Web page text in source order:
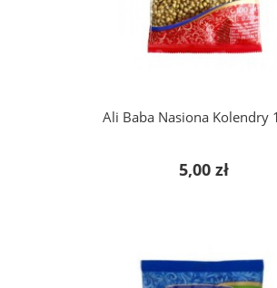
Ali Baba Nasiona Kolendry
5,00 zł